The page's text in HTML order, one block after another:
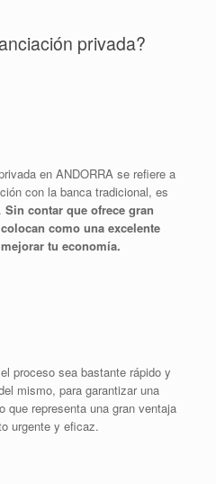
privada?
en ANDORRA se refiere a
con la banca tradicional, es
Sin contar que ofrece gran
como una excelente
tu economía.
proceso sea bastante rápido y
mismo, para garantizar una
que representa una gran ventaja
urgente y eficaz.